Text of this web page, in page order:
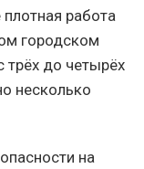
работа
городском
трёх до четырёх
несколько
на